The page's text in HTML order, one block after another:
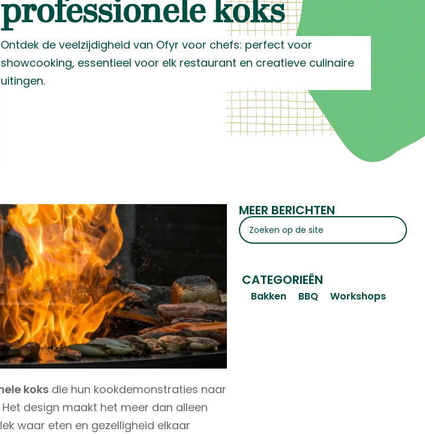
professionele koks
Ontdek de veelzijdigheid van Ofyr voor chefs: perfect voor
showcooking, essentieel voor elk restaurant en creatieve culinaire
uitingen.
koksdie hun kookdemonstraties naar
design maakt het meer dan alleen
waar eten en gezelligheid elkaar
MEER BERICHTEN
CATEGORIEËN
Bakken BBQ Workshops